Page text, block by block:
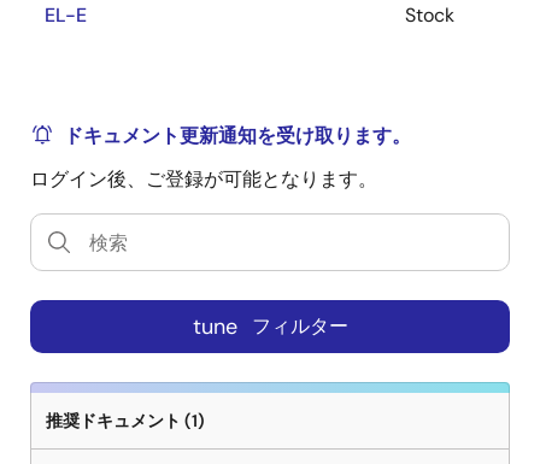
EL-E
Stock
ドキュメント更新通知を受け取ります。
ログイン後、ご登録が可能となります。
tune フィルター
推奨ドキュメント (1)